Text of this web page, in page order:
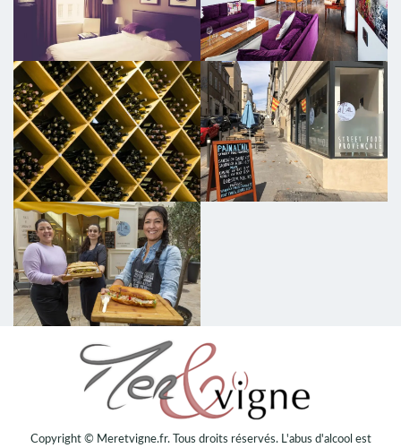
Copyright © Meretvigne.fr. Tous droits réservés. L'abus d'alcool est